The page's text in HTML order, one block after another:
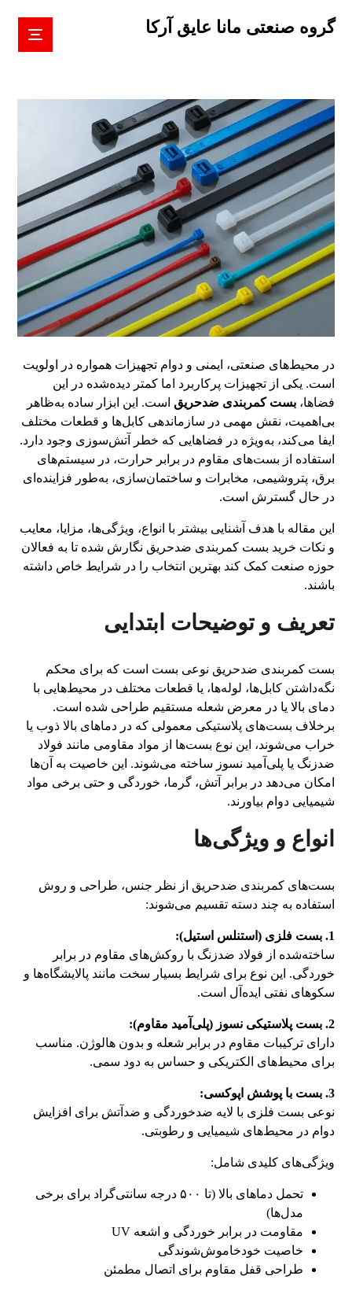
گروه صنعتی مانا عایق آرکا
در محیط‌های صنعتی، ایمنی و دوام تجهیزات همواره در اولویت
است. یکی از تجهیزات پرکاربرد اما کمتر دیده‌شده در این
فضاها،بست کمربندی ضدحریق است. این ابزار ساده به‌ظاهر
بی‌اهمیت، نقش مهمی در سازماندهی کابل‌ها و قطعات مختلف
ایفا می‌کند، به‌ویژه در فضاهایی که خطر آتش‌سوزی وجود دارد.
استفاده از بست‌های مقاوم در برابر حرارت، در سیستم‌های
برق، پتروشیمی، مخابرات و ساختمان‌سازی، به‌طور فزاینده‌ای
در حال گسترش است.
این مقاله با هدف آشنایی بیشتر با انواع، ویژگی‌ها، مزایا، معایب
و نکات خرید بست کمربندی ضدحریق نگارش شده تا به فعالان
حوزه صنعت کمک کند بهترین انتخاب را در شرایط خاص داشته
باشند.
تعریف و توضیحات ابتدایی
بست کمربندی ضدحریق نوعی بست است که برای محکم
نگه‌داشتن کابل‌ها، لوله‌ها، یا قطعات مختلف در محیط‌هایی با
دمای بالا یا در معرض شعله مستقیم طراحی شده است.
برخلاف بست‌های پلاستیکی معمولی که در دماهای بالا ذوب یا
خراب می‌شوند، این نوع بست‌ها از مواد مقاومی مانند فولاد
ضدزنگ یا پلی‌آمید نسوز ساخته می‌شوند. این خاصیت به آن‌ها
امکان می‌دهد در برابر آتش، گرما، خوردگی و حتی برخی مواد
شیمیایی دوام بیاورند.
انواع و ویژگی‌ها
بست‌های کمربندی ضدحریق از نظر جنس، طراحی و روش
استفاده به چند دسته تقسیم می‌شوند:
1. بست فلزی (استنلس استیل):
ساخته‌شده از فولاد ضدزنگ با روکش‌های مقاوم در برابر
خوردگی. این نوع برای شرایط بسیار سخت مانند پالایشگاه‌ها و
سکوهای نفتی ایده‌آل است.
2. بست پلاستیکی نسوز (پلی‌آمید مقاوم):
دارای ترکیبات مقاوم در برابر شعله و بدون هالوژن. مناسب
برای محیط‌های الکتریکی و حساس به دود سمی.
3. بست با پوشش اپوکسی:
نوعی بست فلزی با لایه ضدخوردگی و ضدآتش برای افزایش
دوام در محیط‌های شیمیایی و رطوبتی.
ویژگی‌های کلیدی شامل:
تحمل دماهای بالا (تا ۵۰۰ درجه سانتی‌گراد برای برخی
مدل‌ها)
مقاومت در برابر خوردگی و اشعه UV
خاصیت خودخاموش‌شوندگی
طراحی قفل مقاوم برای اتصال مطمئن